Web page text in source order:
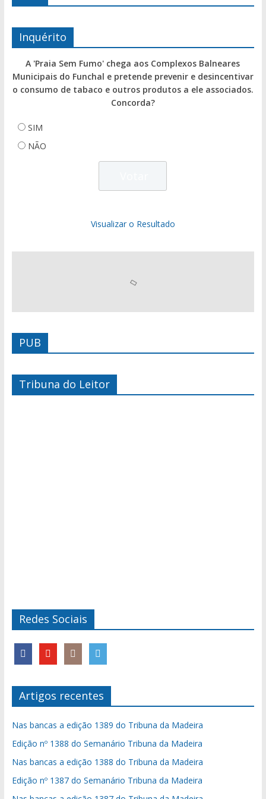
Inquérito
A 'Praia Sem Fumo' chega aos Complexos Balneares
Municipais do Funchal e pretende prevenir e desincentivar
o consumo de tabaco e outros produtos a ele associados.
Concorda?
SIM
NÃO
Visualizar o Resultado
PUB
Tribuna do Leitor
Redes Sociais
Artigos recentes
Nas bancas a edição 1389 do Tribuna da Madeira
Edição nº 1388 do Semanário Tribuna da Madeira
Nas bancas a edição 1388 do Tribuna da Madeira
Edição nº 1387 do Semanário Tribuna da Madeira